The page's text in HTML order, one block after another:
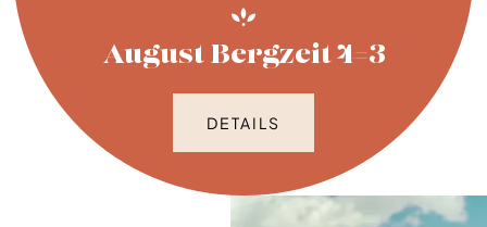
August Bergzeit 4=3
DETAILS